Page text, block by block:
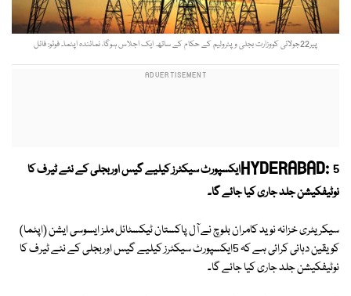
پیر22جولائی کووزارت بجلی و پٹرولیم کے حکام کے ساتھ ایک اجلاس ہوگا، نمائندہ اپٹما۔ فوٹو: فائل
HYDERABAD:5ایکسپورٹ سیکٹرز کیلیے گیس اوربجلی کے نئے ٹیرف کا
نوٹیفکیشن جلد جاری کیا جائے گا۔
سیکریٹری خزانہ نوید کامران بلوچ نے آل پاکستان ٹیکسٹائل ملز ایسوسی ایشن (اپٹما)
کو یقین دہانی کرائی ہے کہ 5ایکسپورٹ سیکٹرز کیلیے گیس اوربجلی کے نئے ٹیرف کا
نوٹیفکیشن جلد جاری کیا جائے گا۔